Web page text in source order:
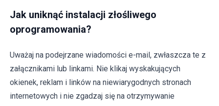
Jak uniknąć instalacji złośliwego
oprogramowania?
Uważaj na podejrzane wiadomości e-mail, zwłaszcza te z
załącznikami lub linkami. Nie klikaj wyskakujących
okienek, reklam i linków na niewiarygodnych stronach
internetowych i nie zgadzaj się na otrzymywanie